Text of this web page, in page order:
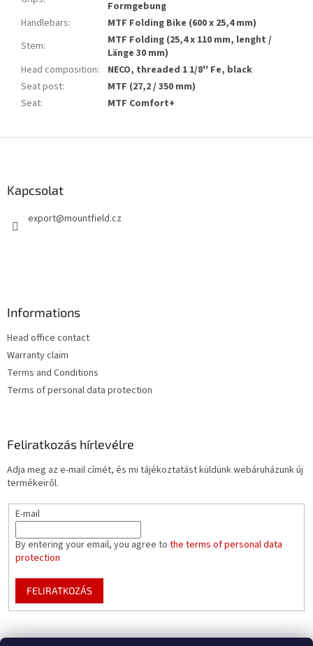
Formgebung
Handlebars:
MTF Folding Bike (600 x 25,4 mm)
Stem:
MTF Folding (25,4 x 110 mm, lenght /
Länge 30 mm)
Head composition:
NECO, threaded 1 1/8'' Fe, black
Seat post:
MTF (27,2 / 350 mm)
Seat: MTF Comfort+
Kapcsolat
export@mountfield.cz
Informations
Head office contact
Warranty claim
Terms and Conditions
Terms of personal data protection
Feliratkozás hírlevélre
Adja meg az e-mail címét, és mi tájékoztatást küldünk webáruházunk új
termékeiről.
E-mail
By entering your email, you agree to the terms of personal data
protection
FELIRATKOZÁS